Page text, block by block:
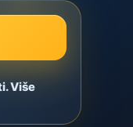
Više